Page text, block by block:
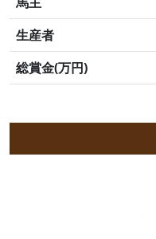
生産者
総賞金(万円)